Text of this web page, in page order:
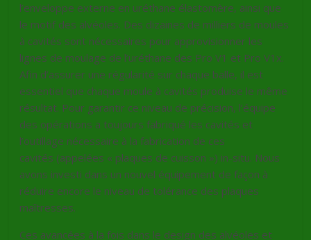
l’enveloppe externe en uréthane élastomère, ainsi que
le motif des alvéoles. Des dizaines de milliers de moules
à cavités sont nécessaires pour approvisionner les
lignes de moulage de l’uréthane des Pro V1 et Pro V1x.
Afin d’assurer une régularité sur chaque balle, il est
essentiel que chaque moule à cavités produise le même
résultat. Pour garantir ce niveau de précision, l’équipe
des opérations a toujours fabriqué les cavités et
l’outillage nécessaire à la fabrication de ces
cavités (appelées « plaques de cuisson ») in-situ. Nous
avons investi dans un nouvel équipement de façon à
réduire encore le niveau de tolérance des plaques
maîtresses.
Ces avancées à la fois dans le design des alvéoles et